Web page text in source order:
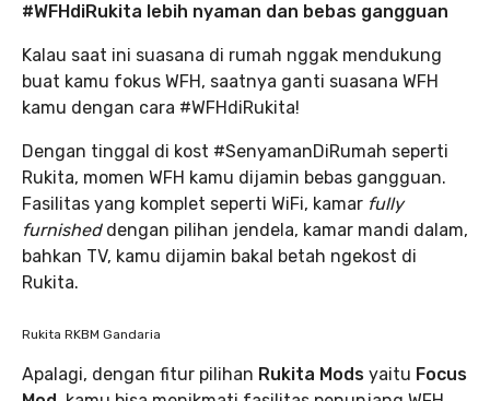
#WFHdiRukita lebih nyaman dan bebas gangguan
Kalau saat ini suasana di rumah nggak mendukung
buat kamu fokus WFH, saatnya ganti suasana WFH
kamu dengan cara #WFHdiRukita!
Dengan tinggal di kost #SenyamanDiRumah seperti
Rukita, momen WFH kamu dijamin bebas gangguan.
Fasilitas yang komplet seperti WiFi, kamar fully
furnisheddengan pilihan jendela, kamar mandi dalam,
bahkan TV, kamu dijamin bakal betah ngekost di
Rukita.
Rukita RKBM Gandaria
Apalagi, dengan fitur pilihan Rukita Mods yaitu Focus